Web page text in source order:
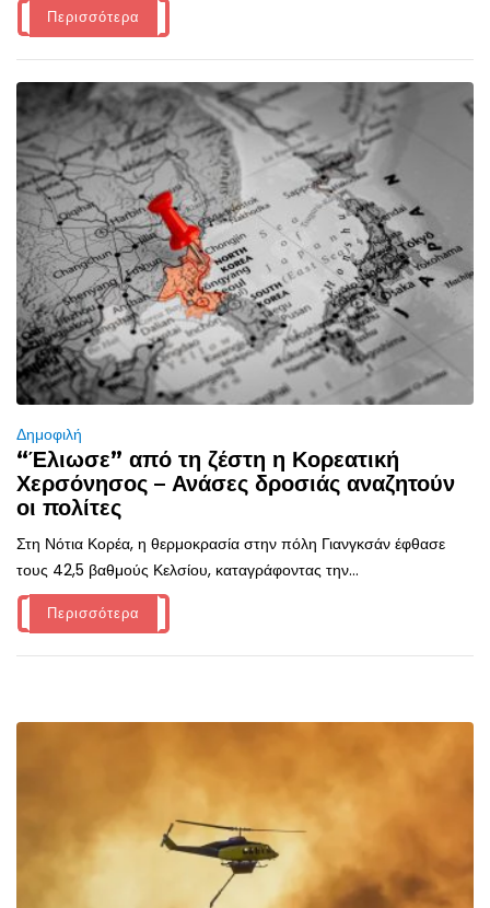
Περισσότερα
Δημοφιλή
“Έλιωσε” από τη ζέστη η Κορεατική
Χερσόνησος – Ανάσες δροσιάς αναζητούν
οι πολίτες
Στη Νότια Κορέα, η θερμοκρασία στην πόλη Γιανγκσάν έφθασε
τους 42,5 βαθμούς Κελσίου, καταγράφοντας την...
Περισσότερα